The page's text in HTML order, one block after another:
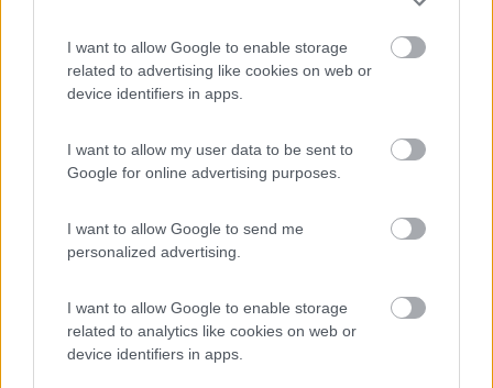
I want to allow Google to enable storage
related to advertising like cookies on web or
device identifiers in apps.
I want to allow my user data to be sent to
Google for online advertising purposes.
I want to allow Google to send me
personalized advertising.
I want to allow Google to enable storage
related to analytics like cookies on web or
device identifiers in apps.